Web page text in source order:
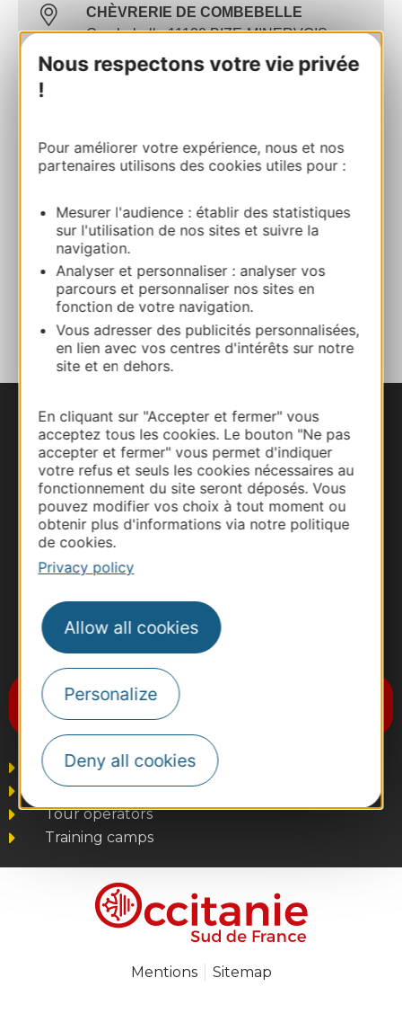
Nous respectons votre vie privée
!
Pour améliorer votre expérience, nous et nos
partenaires utilisons des cookies utiles pour :
Mesurer l'audience : établir des statistiques
sur l'utilisation de nos sites et suivre la
navigation.
Analyser et personnaliser : analyser vos
parcours et personnaliser nos sites en
fonction de votre navigation.
Vous adresser des publicités personnalisées,
en lien avec vos centres d'intérêts sur notre
site et en dehors.
En cliquant sur "Accepter et fermer" vous
acceptez tous les cookies. Le bouton "Ne pas
accepter et fermer" vous permet d'indiquer
votre refus et seuls les cookies nécessaires au
fonctionnement du site seront déposés. Vous
pouvez modifier vos choix à tout moment ou
obtenir plus d'informations via notre politique
de cookies.
Privacy policy
Allow all cookies
Personalize
Deny all cookies
CHÈVRERIE DE COMBEBELLE
Combebelle 11120 BIZE-MINERVOIS
Route & access
Facebook
ADD TO FAVORITES
#VoyageOccitanie
Subscribe to the newsletter
Destination Occitanie
Business/Mice
Press and Influencers
Tour operators
Training camps
Mentions Sitemap